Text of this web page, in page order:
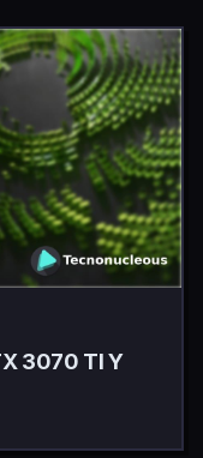
3070 TI Y